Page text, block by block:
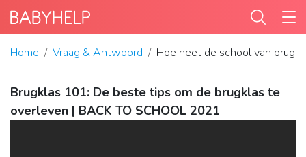
Home Vraag & Antwoord Hoe heet de school van
Brugklas 101: De beste tips om de brugklas te
overleven | BACK TO SCHOOL 2021